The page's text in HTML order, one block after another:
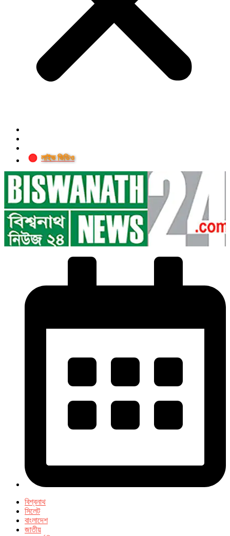
লাইভ ভিডিও
বিশ্বনাথ
সিলেট
বাংলাদেশ
জাতীয়